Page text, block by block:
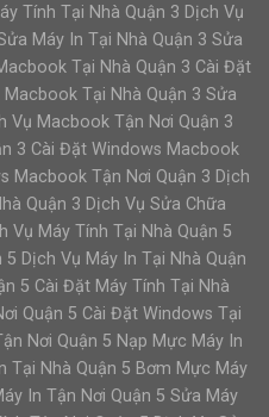
Tính Tại Nhà Quận 3 Dịch Vụ
Máy In Tại Nhà Quận 3 Sửa
Tại Nhà Quận 3 Cài Đặt
Tại Nhà Quận 3 Sửa
Vụ Macbook Tận Nơi Quận 3
3 Cài Đặt Windows Macbook
Macbook Tận Nơi Quận 3 Dịch
Quận 3 Dịch Vụ Sửa Chữa
Vụ Máy Tính Tại Nhà Quận 5
Dịch Vụ Máy In Tại Nhà Quận
5 Cài Đặt Máy Tính Tại Nhà
Quận 5 Cài Đặt Windows Tại
Nơi Quận 5 Nạp Mực Máy In
Tại Nhà Quận 5 Bơm Mực Máy
In Tận Nơi Quận 5 Sửa Máy